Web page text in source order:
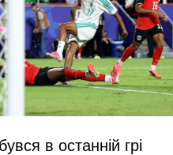
в останній грі